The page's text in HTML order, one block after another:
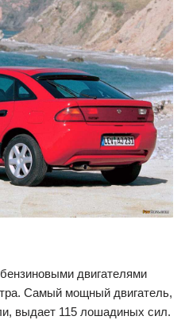
двигателями
Самый мощный двигатель,
выдает 115 лошадиных сил.